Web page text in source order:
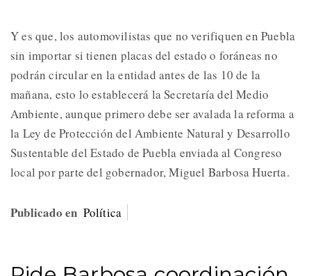
Y es que, los automovilistas que no verifiquen en Puebla
sin importar si tienen placas del estado o foráneas no
podrán circular en la entidad antes de las 10 de la
mañana, esto lo establecerá la Secretaría del Medio
Ambiente, aunque primero debe ser avalada la reforma a
la Ley de Protección del Ambiente Natural y Desarrollo
Sustentable del Estado de Puebla enviada al Congreso
local por parte del gobernador, Miguel Barbosa Huerta.
Publicado en Política